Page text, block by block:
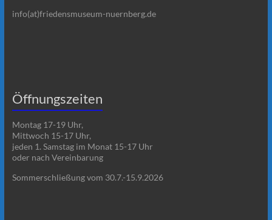
info(at)friedensmuseum-nuernberg.de
Öffnungszeiten
Montag 17-19 Uhr,
Mittwoch 15-17 Uhr,
jeden 1. Samstag im Monat 15-17 Uhr
oder nach Vereinbarung
Sommerschließung vom 30.7.-15.9.2026